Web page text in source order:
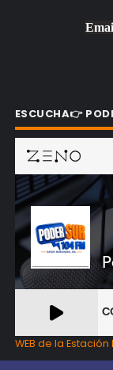
ESCUCHA👉
WEB de la Estación